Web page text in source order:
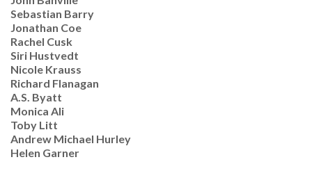
Sebastian Barry
Jonathan Coe
Rachel Cusk
Siri Hustvedt
Nicole Krauss
Richard Flanagan
A.S. Byatt
Monica Ali
Toby Litt
Andrew Michael Hurley
Helen Garner